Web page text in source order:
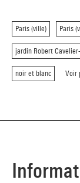
Paris (ville) Paris
jardin Robert
noir et blanc Voir